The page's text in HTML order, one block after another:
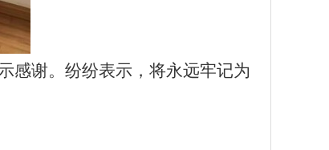
感谢。纷纷表示，将永远牢记为